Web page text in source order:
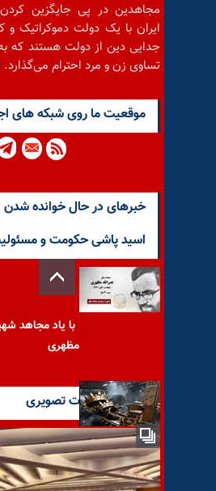
مجاهدین در پی جایگزین کردن
ایران با یک دولت دموکراتیک و
جدایی دین از دولت هستند که
تساوی زن و مرد احترام می‌گذارد.
موقعيت ما روى شبكه هاى
خبرهای در حال خوانده شدن
اسید پاشی حکومت و
با یاد مجاهد
مظهری
روایت رویترز
بچه شاه برای
اپوزیسیون
آخرین گزارشات تصویری